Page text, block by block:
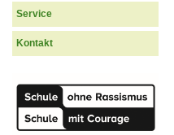
Service
Kontakt